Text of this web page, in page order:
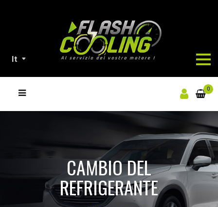
It
0
CAMBIO DEL
REFRIGERANTE